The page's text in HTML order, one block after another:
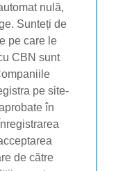
nulă,
Sunteți de
pe care le
CBN sunt
pe site-
în
de către